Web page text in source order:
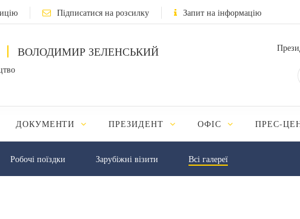
Підписатися на розсилку Запит на інформацію
ВОЛОДИМИР ЗЕЛЕНСЬКИЙ
ДОКУМЕНТИ ПРЕЗИДЕНТ ОФІС ПРЕС-
Робочі поїздки Зарубіжні візити Всі галереї